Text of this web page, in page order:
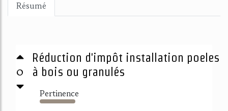
Résumé
0
Réduction d'impôt installation poeles
à bois ou granulés
Pertinence
1705%